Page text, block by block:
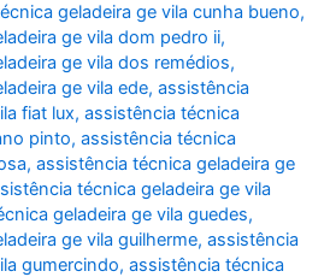
geladeira ge vila cunha bueno,
ge vila dom pedro ii,
ge vila dos remédios,
ge vila ede,assistência
fiat lux,assistência técnica
pinto,assistência técnica
,assistência técnica geladeira ge
técnica geladeira ge vila
geladeira ge vila guedes,
ge vila guilherme,assistência
gumercindo,assistência técnica